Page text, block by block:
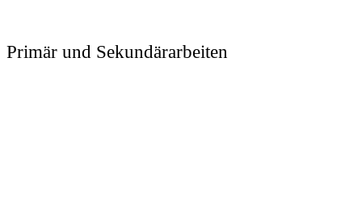
Primär und Sekundärarbeiten